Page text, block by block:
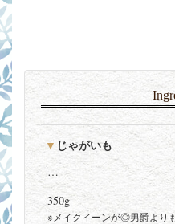
じゃがいも
…
350g
※メイクイーンが◎男爵より